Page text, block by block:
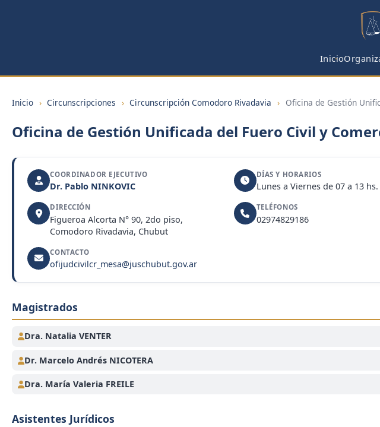
Inicio
Inicio › Circunscripciones › Circunscripción Comodoro Rivadavia › Oficina de Gestión
Oficina de Gestión Unificada del Fuero Civil y
COORDINADOR EJECUTIVO
Dr. Pablo NINKOVIC
DÍAS Y HORARIOS
Lunes a Viernes de 07 a 13 hs.
DIRECCIÓN
Figueroa Alcorta N° 90, 2do piso,
Comodoro Rivadavia, Chubut
TELÉFONOS
02974829186
CONTACTO
ofijudcivilcr_mesa@juschubut.gov.ar
Magistrados
Dra. Natalia VENTER
Dr. Marcelo Andrés NICOTERA
Dra. María Valeria FREILE
Asistentes Jurídicos